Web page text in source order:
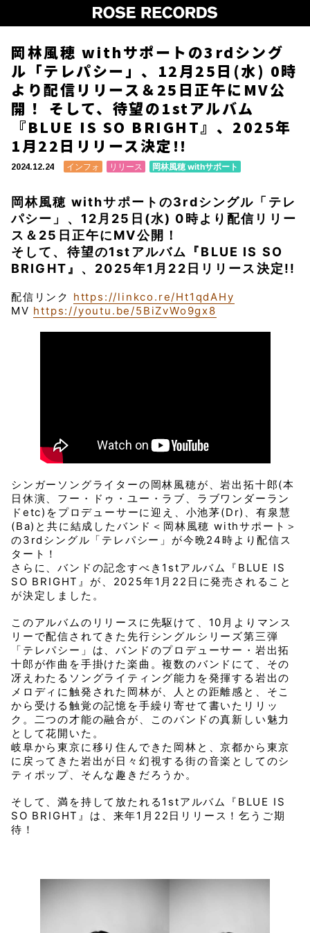
岡林風穂 withサポートの3rdシング
ル「テレパシー」、12月25日(水) 0時
より配信リリース＆25日正午にMV公
開！ そして、待望の1stアルバム
『BLUE IS SO BRIGHT』、2025年
1月22日リリース決定!!
2024.12.24 インフォ リリース 岡林風穂 withサポート
岡林風穂 withサポートの3rdシングル「テレ
パシー」、12月25日(水) 0時より配信リリー
ス＆25日正午にMV公開！
そして、待望の1stアルバム『BLUE IS SO
BRIGHT』、2025年1月22日リリース決定!!
配信リンク https://linkco.re/Ht1qdAHy
MV https://youtu.be/5BiZvWo9gx8
シンガーソングライターの岡林風穂が、岩出拓十郎(本
日休演、フー・ドゥ・ユー・ラブ、ラブワンダーラン
ドetc)をプロデューサーに迎え、小池茅(Dr)、有泉慧
(Ba)と共に結成したバンド＜岡林風穂 withサポート＞
の3rdシングル「テレパシー」が今晩24時より配信ス
タート！
さらに、バンドの記念すべき1stアルバム『BLUE IS
SO BRIGHT』が、2025年1月22日に発売されること
が決定しました。
このアルバムのリリースに先駆けて、10月よりマンス
リーで配信されてきた先行シングルシリーズ第三弾
「テレパシー」は、バンドのプロデューサー・岩出拓
十郎が作曲を手掛けた楽曲。複数のバンドにて、その
冴えわたるソングライティング能力を発揮する岩出の
メロディに触発された岡林が、人との距離感と、そこ
から受ける触覚の記憶を手繰り寄せて書いたリリッ
ク。二つの才能の融合が、このバンドの真新しい魅力
として花開いた。
岐阜から東京に移り住んできた岡林と、京都から東京
に戻ってきた岩出が日々幻視する街の音楽としてのシ
ティポップ、そんな趣きだろうか。
そして、満を持して放たれる1stアルバム『BLUE IS
SO BRIGHT』は、来年1月22日リリース！乞うご期
待！